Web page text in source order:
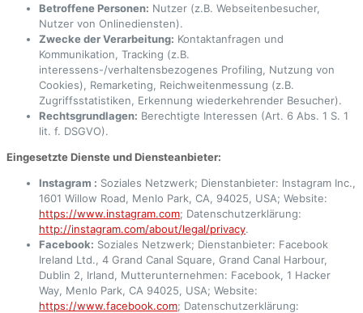
Betroffene Personen: Nutzer (z.B. Webseitenbesucher,
Nutzer von Onlinediensten).
Zwecke der Verarbeitung: Kontaktanfragen und
Kommunikation, Tracking (z.B.
interessens-/verhaltensbezogenes Profiling, Nutzung von
Cookies), Remarketing, Reichweitenmessung (z.B.
Zugriffsstatistiken, Erkennung wiederkehrender Besucher).
Rechtsgrundlagen: Berechtigte Interessen (Art. 6 Abs. 1 S. 1
lit. f. DSGVO).
Eingesetzte Dienste und Diensteanbieter:
Instagram : Soziales Netzwerk; Dienstanbieter: Instagram Inc.,
1601 Willow Road, Menlo Park, CA, 94025, USA; Website:
https://www.instagram.com; Datenschutzerklärung:
http://instagram.com/about/legal/privacy.
Facebook: Soziales Netzwerk; Dienstanbieter: Facebook
Ireland Ltd., 4 Grand Canal Square, Grand Canal Harbour,
Dublin 2, Irland, Mutterunternehmen: Facebook, 1 Hacker
Way, Menlo Park, CA 94025, USA; Website:
https://www.facebook.com; Datenschutzerklärung: